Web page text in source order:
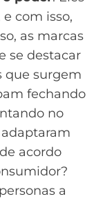
com isso,
as marcas
se destacar
que surgem
fechando
no
de acordo
a